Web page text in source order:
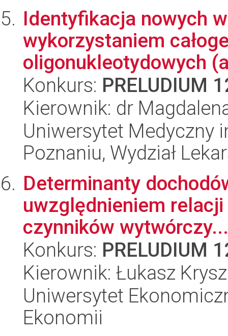
Identyfikacja nowych
wykorzystaniem
oligonukleotydowych
Konkurs: PRELUDIUM
Kierownik: dr
Uniwersytet Medyczny
Poznaniu, Wydział
Determinanty
uwzględnieniem
czynników wytwórczy...
Konkurs: PRELUDIUM
Kierownik: Łukasz
Uniwersytet
Ekonomii